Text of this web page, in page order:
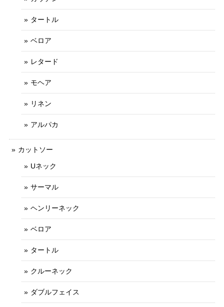
タートル
ベロア
レタード
モヘア
リネン
アルパカ
カットソー
Uネック
サーマル
ヘンリーネック
ベロア
タートル
クルーネック
ダブルフェイス